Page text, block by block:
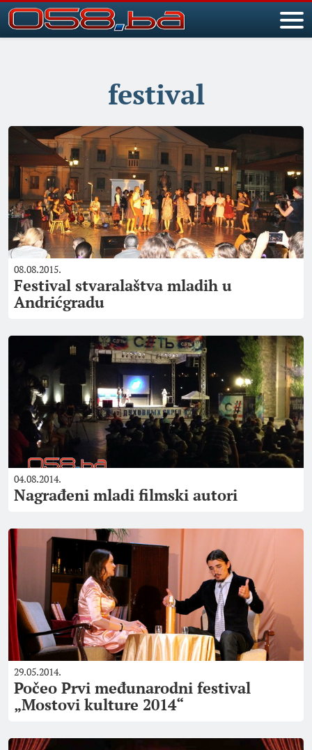
festival
08.08.2015.
Festival stvaralaštva mladih u
Andrićgradu
04.08.2014.
Nagrađeni mladi filmski autori
29.05.2014.
Počeo Prvi međunarodni festival
„Mostovi kulture 2014“